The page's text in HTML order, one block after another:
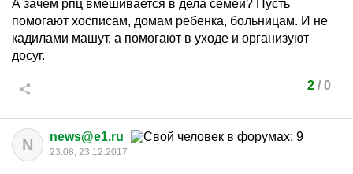
А зачем рпц вмешивается в дела семей? Пусть
помогают хосписам, домам ребенка, больницам. И не
кадилами машут, а помогают в уходе и организуют
досуг.
2/ 0
N news@e1.ru
23:08, 23.12.2017